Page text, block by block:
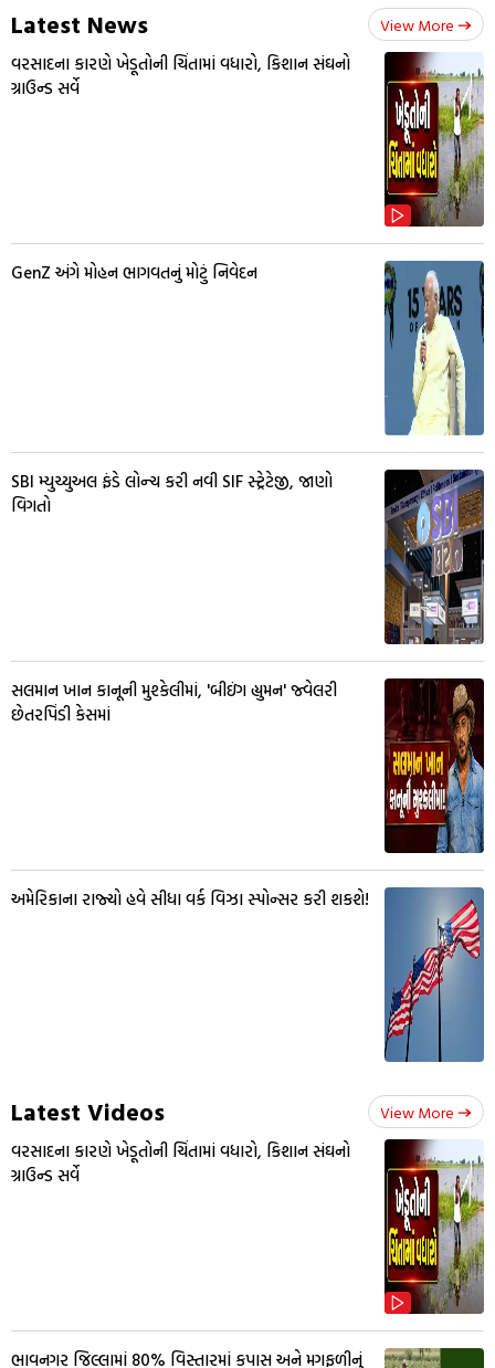
Latest News View More
વરસાદના કારણે ખેડૂતોની ચિંતામાં વધારો, કિશાન સંઘનો
ગ્રાઉન્ડ સર્વે
GenZ અંગે મોહન ભાગવતનું મોટું નિવેદન
SBI મ્યુચ્યુઅલ ફંડે લોન્ચ કરી નવી SIF સ્ટ્રેટેજી, જાણો
વિગતો
સલમાન ખાન કાનૂની મુશ્કેલીમાં, 'બીઇંગ હ્યુમન' જ્વેલરી
છેતરપિંડી કેસમાં
અમેરિકાના રાજ્યો હવે સીધા વર્ક વિઝા સ્પોન્સર કરી શકશે!
Latest Videos View More
વરસાદના કારણે ખેડૂતોની ચિંતામાં વધારો, કિશાન સંઘનો
ગ્રાઉન્ડ સર્વે
ભાવનગર જિલ્લામાં 80% વિસ્તારમાં કપાસ અને મગફળીનું